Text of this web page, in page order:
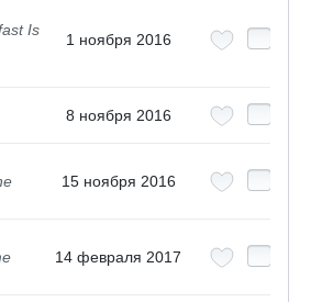
Is
1 ноября 2016
8 ноября 2016
15 ноября 2016
14 февраля 2017